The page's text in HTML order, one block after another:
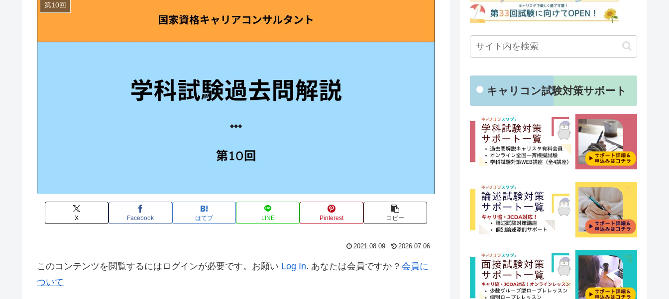
第10回
X Facebook はてブ LINE Pinterest コピー
2021.08.09 2026.07.06
このコンテンツを閲覧するにはログインが必要です。お願い Log In. あなたは会員ですか ? 会員に
ついて
キャリコン試験対策サポート